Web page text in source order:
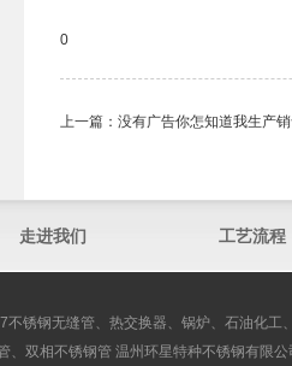
0
上一篇： 没有广告你怎知道我生产
走进我们 工艺流程
不锈钢无缝管、热交换器、锅炉、石油化
、双相不锈钢管 温州环星特种不锈钢有限